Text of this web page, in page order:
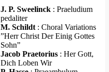
J. P. Sweelinck : Praeludium
pedaliter
M. Schildt : Choral Variations
”Herr Christ Der Einig Gottes
Sohn”
Jacob Praetorius : Her Gott,
Dich Loben Wir